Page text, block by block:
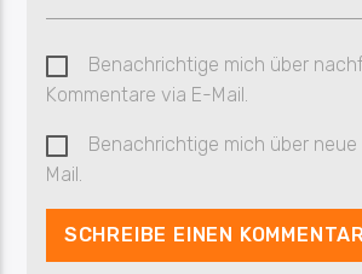
Benachrichtige mich über
Kommentare via E-Mail.
Benachrichtige mich über
Mail.